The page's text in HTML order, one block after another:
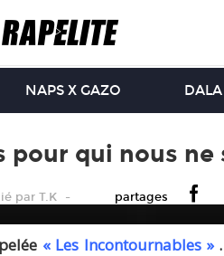
NAPS X GAZO
pour qui nous
par T.K partages
« Les Incontournables ».